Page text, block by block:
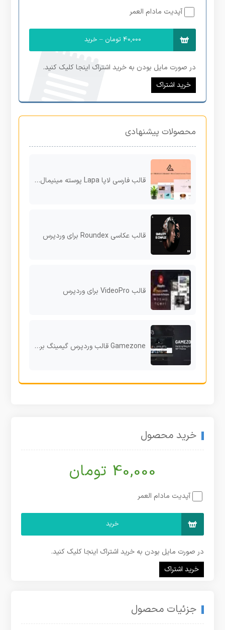
آپدیت مادام العمر
40,000 تومان – خرید
در صورت مایل بودن به خرید اشتراک اینجا کلیک کنید.
خرید اشتراک
محصولات پیشنهادی
قالب فارسی لاپا Lapa پوسته مینیمال ووکامرس وردپرس
قالب عکاسی Roundex برای وردپرس
قالب VideoPro برای وردپرس
Gamezone قالب وردپرس گیمینگ برای بلاگرها، فروشگاه‌ها و استریمرها
خرید محصول
40,000 تومان
آپدیت مادام العمر
خرید
در صورت مایل بودن به خرید اشتراک اینجا کلیک کنید.
خرید اشتراک
جزئیات محصول